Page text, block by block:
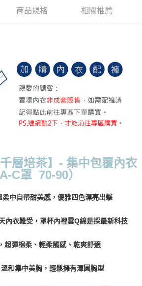
含以上)免運費
含以上)免運費
含以上)免運費
含以上)免運費
含以上)免運費
商品規格 相關推薦
層培茶】- 集中包覆內衣
A-C罩 70-90）
中自帶甜美感，優雅四色漂亮出擊
內衣難受，罩杯內裡雲Q綿是採最新科技
超彈棉柔、輕柔觸感、乾爽舒適
和集中美胸，輕鬆擁有渾圓胸型